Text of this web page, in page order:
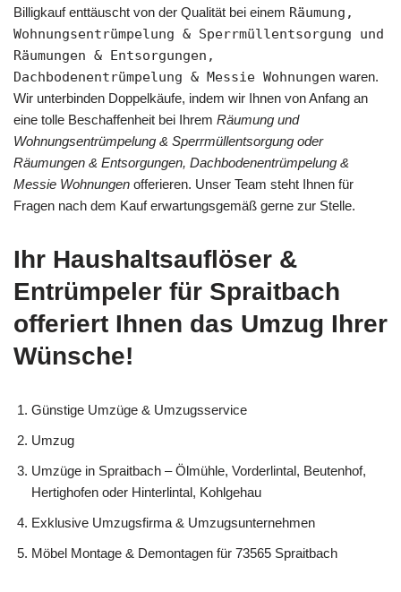
Billigkauf enttäuscht von der Qualität bei einem Räumung,
Wohnungsentrümpelung & Sperrmüllentsorgung und
Räumungen & Entsorgungen,
Dachbodenentrümpelung & Messie Wohnungen waren.
Wir unterbinden Doppelkäufe, indem wir Ihnen von Anfang an
eine tolle Beschaffenheit bei Ihrem Räumung und
Wohnungsentrümpelung & Sperrmüllentsorgung oder
Räumungen & Entsorgungen, Dachbodenentrümpelung &
Messie Wohnungen offerieren. Unser Team steht Ihnen für
Fragen nach dem Kauf erwartungsgemäß gerne zur Stelle.
Ihr Haushaltsauflöser &
Entrümpeler für Spraitbach
offeriert Ihnen das Umzug Ihrer
Wünsche!
Günstige Umzüge & Umzugsservice
Umzug
Umzüge in Spraitbach – Ölmühle, Vorderlintal, Beutenhof,
Hertighofen oder Hinterlintal, Kohlgehau
Exklusive Umzugsfirma & Umzugsunternehmen
Möbel Montage & Demontagen für 73565 Spraitbach